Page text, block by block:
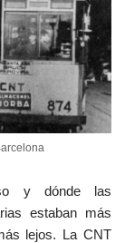
y dónde las
estaban más
lejos. La CNT